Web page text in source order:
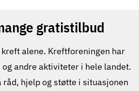
gratistilbud
alene. Kreftforeningen har
andre aktiviteter i hele landet.
råd, hjelp og støtte i situasjonen